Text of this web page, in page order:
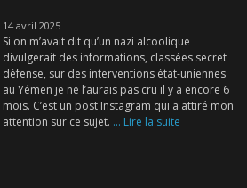
14 avril 2025
Si on m’avait dit qu’un nazi alcoolique
divulgerait des informations, classées secret
défense, sur des interventions état-uniennes
au Yémen je ne l’aurais pas cru il y a encore 6
mois. C’est un post Instagram qui a attiré mon
attention sur ce sujet. ... Lire la suite